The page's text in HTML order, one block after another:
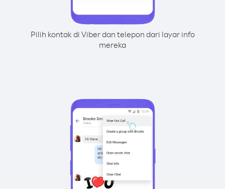
Pilih kontak di Viber dan telepon dari layar info
mereka